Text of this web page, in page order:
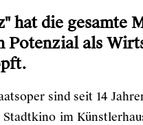
hat die gesamte
Potenzial als
sind seit 14
im